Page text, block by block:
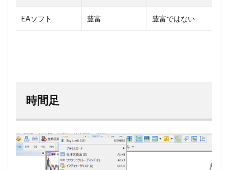
EAソフト 豊富 豊富ではない
時間足